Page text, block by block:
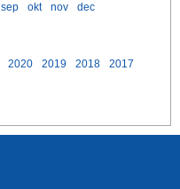
sep okt nov dec
2020 2019 2018
2017